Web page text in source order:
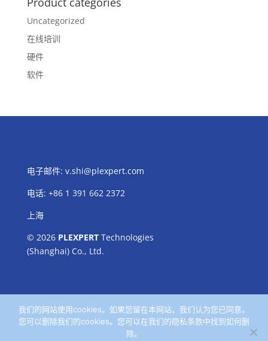
Uncategorized
在线培训
硬件
软件
电子邮件: v.shi@plexpert.com
电话: +86 1 391 662 2372
上海
© 2026 PLEXPERTTechnologies
(Shanghai) Co., Ltd.
我们的网站使用cookies。如果您留在本网站，我们认为您已同意。
您可以删除我们的cookies。您可以在我们的隐私条款中找到如何删
除。